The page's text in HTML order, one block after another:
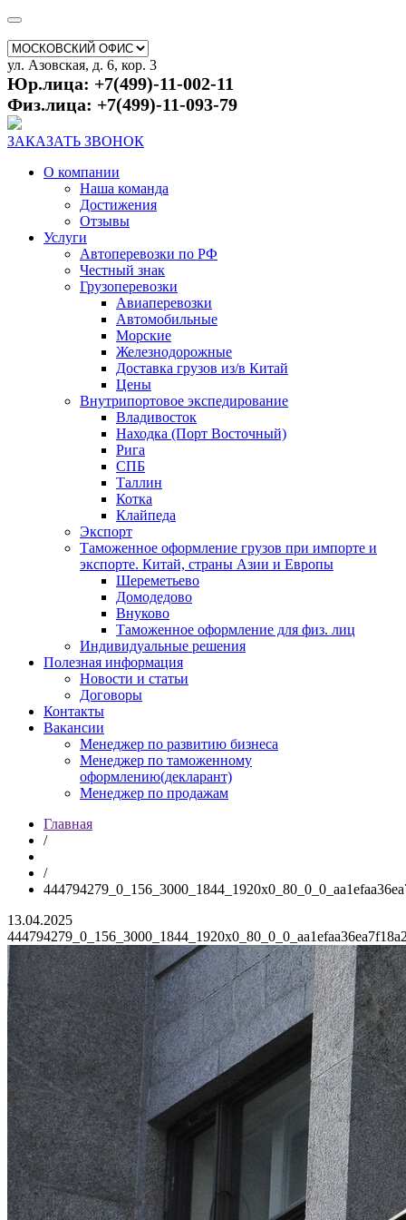
ул. Азовская, д. 6, кор. 3
Юр.лица: +7(499)-11-002-11
Физ.лица: +7(499)-11-093-79
ЗАКАЗАТЬ ЗВОНОК
О компании
Наша команда
Достижения
Отзывы
Услуги
Автоперевозки по РФ
Честный знак
Грузоперевозки
Авиаперевозки
Автомобильные
Морские
Железнодорожные
Доставка грузов из/в Китай
Цены
Внутрипортовое экспедирование
Владивосток
Находка (Порт Восточный)
Рига
СПБ
Таллин
Котка
Клайпеда
Экспорт
Таможенное оформление грузов при импорте и
экспорте. Китай, страны Азии и Европы
Шереметьево
Домодедово
Внуково
Таможенное оформление для физ. лиц
Индивидуальные решения
Полезная информация
Новости и статьи
Договоры
Контакты
Вакансии
Менеджер по развитию бизнеса
Менеджер по таможенному
оформлению(декларант)
Менеджер по продажам
Главная
/
/
13.04.2025